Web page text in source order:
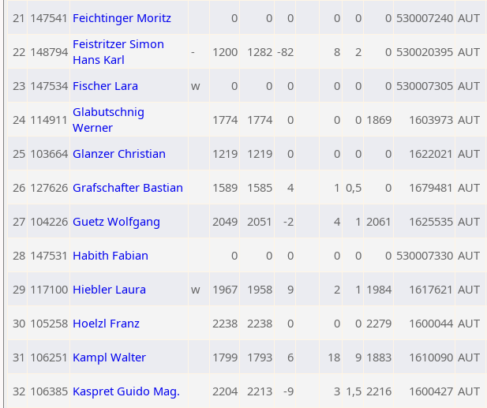
21 147541 Feichtinger Moritz 0 0 0 0 0 0 530007240 AUT
22 148794 Feistritzer Simon
Hans Karl
- 1200 1282 -82 8 2 0 530020395 AUT
23 147534 Fischer Lara w 0 0 0 0 0 0 530007305 AUT
24 114911 Glabutschnig
Werner
1774 1774 0 0 0 1869 1603973 AUT
25 103664 Glanzer Christian 1219 1219 0 0 0 0 1622021 AUT
26 127626 Grafschafter Bastian 1589 1585 4 1 0,5 0 1679481 AUT
27 104226 Guetz Wolfgang 2049 2051 -2 4 1 2061 1625535 AUT
28 147531 Habith Fabian 0 0 0 0 0 0 530007330 AUT
29 117100 Hiebler Laura w 1967 1958 9 2 1 1984 1617621 AUT
30 105258 Hoelzl Franz 2238 2238 0 0 0 2279 1600044 AUT
31 106251 Kampl Walter 1799 1793 6 18 9 1883 1610090 AUT
32 106385 Kaspret Guido Mag. 2204 2213 -9 3 1,5 2216 1600427 AUT